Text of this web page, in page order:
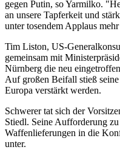
gegen Putin, so Yarmilko.
an unsere Tapferkeit und
unter tosendem Applaus
Tim Liston, US-
gemeinsam mit
Nürnberg die neu
Auf großen Beifall stieß
Europa verstärkt werden.
Schwerer tat sich der
Stiedl. Seine Aufforderung
Waffenlieferungen in die
unter.